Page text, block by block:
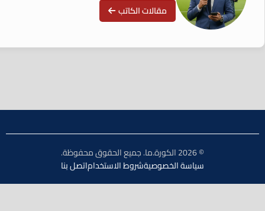
مقالات الكاتب
سياسة الخصوصيةشروط الاستخداماتصل بنا